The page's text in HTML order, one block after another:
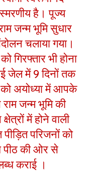
है। पूज्य
जन्म भूमि सुधार
चलाया गया।
गिरफ्तार भी होना
जेल में 9 दिनों तक
अयोध्या में आपके
जन्म भूमि की
में होने वाली
परिजनों को
पीठ की ओर से
कराई ।